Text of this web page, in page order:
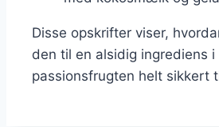
Disse opskrifter viser,
den til en alsidig ingrediens
passionsfrugten helt sikkert